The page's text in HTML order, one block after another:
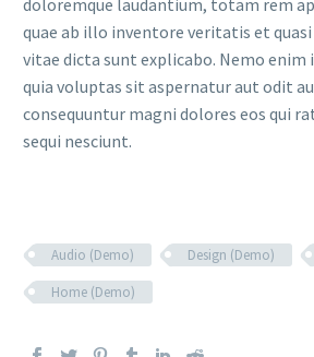
doloremque laudantium, totam rem
quae ab illo inventore veritatis et
vitae dicta sunt explicabo. Nemo
quia voluptas sit aspernatur aut odit
consequuntur magni dolores eos qui
sequi nesciunt.
Audio (Demo) Design (Demo)
Home (Demo)